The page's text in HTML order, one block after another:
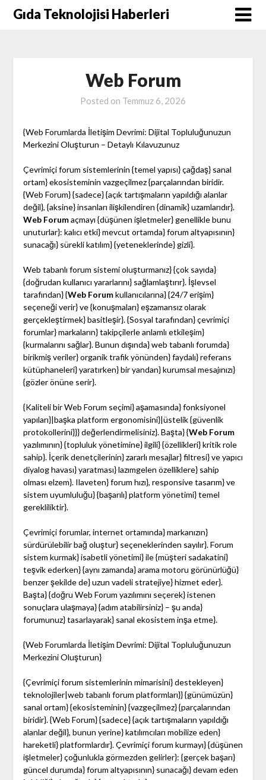
SkipGıda Teknolojisi Haberleri
Web Forum
Posted on Temmuz 6, 2026
{Web Forumlarda İletişim Devrimi: Dijital Topluluğunuzun
Merkezini Oluşturun – Detaylı Kılavuzunuz
Çevrimiçi forum sistemlerinin {temel yapısı} çağdaş} sanal
ortam} ekosisteminin vazgeçilmez {parçalarından biridir.
{Web Forum} {sadece} {açık tartışmaların yapıldığı alanlar
değil}, {aksine} insanları ilişkilendiren {dinamik} uzamlarıdır}.
Web Forumaçmayı {düşünen işletmeler} genellikle bunu
unuturlar}: kalıcı etki} mevcut ortamda} forum altyapısının}
sunacağı} sürekli katılım} {yeteneklerinde} gizli}.
Web tabanlı forum sistemi oluşturmanız} {çok sayıda}
{doğrudan kullanıcı yararlarını} sağlamlaştırır}. İşlevsel
tarafından} {Web Forumkullanıcılarına} {24/7 erişim}
seçeneği verir} ve {konuşmaları} eşzamansız olarak
gerçekleştirmek} basitleşir}. {Sosyal tarafından} çevrimiçi
forumlar} markaların} takipçilerle anlamlı etkileşim}
{kurmalarını sağlar}. Bunun dışında} web tabanlı forumda}
birikmiş veriler} organik trafik yönünden} faydalı} referans
kütüphaneleri} yaratırken} bir yandan} kurumsal mesajınızı}
{gözler önüne serir}.
{Kaliteli bir Web Forum seçimi} aşamasında} fonksiyonel
yapıları}|başka platform ergonomisini}|üstelik {güvenlik
protokollerini}}} değerlendirmelisiniz}. Başta} {Web Forum
yazılımının} {topluluk yönetimine} ilgili} {özellikleri} kritik role
sahip}. İçerik denetçilerinin} zararlı mesajlar} filtresi} ve yapıcı
diyalog havası} yaratması} lazımgelen özelliklere} sahip
olması elzem}. Ilaveten} forum hızı}, responsive tasarım} ve
sistem uyumluluğu} {başarılı} platform yönetimi} temel
gerekliliktir}.
Çevrimiçi forumlar, internet ortamında} markanızın}
sürdürülebilir bağ oluştur} seçeneklerinden sayılır}. Forum
sistem kurmak} isabetli yönetimi} ile {müşteri sadakatini}
teşvik ederken} {aynı zamanda} arama motoru görünürlüğü}
benzer şekilde de} uzun vadeli stratejiye} hizmet eder}.
Başta} {doğru Web Forum yazılımını seçerek} istenen
sonuçlara ulaşmaya} {adım atabilirsiniz} – şu anda}
forumunuz} tasarlayarak} sanal ekosistem inşa etme}.
{Web Forumlarda İletişim Devrimi: Dijital Topluluğunuzun
Merkezini Oluşturun}
{Çevrimiçi forum sistemlerinin mimarisini} destekleyen}
teknolojiler|web tabanlı forum platformları}} {günümüzün}
sanal ortam} {ekosisteminin} {vazgeçilmez} {parçalarından
biridir}. {Web Forum} {sadece} {açık tartışmaların yapıldığı
alanlar değil}, bunun yerine} katılımcıları mobilize eden}
hareketli} platformlardır}. Çevrimiçi forum kurmayı} {düşünen
işletmeler} çoğunlukla görmezden gelirler}: {gerçek başarı}
güncel durumda} forum altyapısının} sunacağı} devam eden